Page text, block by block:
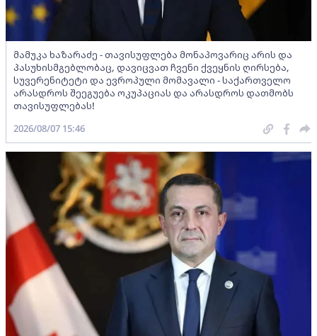
მამუკა ხაზარაძე - თავისუფლება მონაპოვარიც არის და
პასუხისმგებლობაც, დავიცვათ ჩვენი ქვეყნის ღირსება,
სუვერენიტეტი და ევროპული მომავალი - საქართველო
არასდროს შეეგუება ოკუპაციას და არასდროს დათმობს
თავისუფლებას!
2026/08/07 15:46